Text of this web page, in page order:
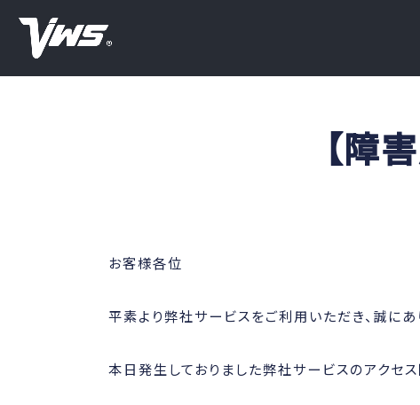
【障
お客様各位
平素より弊社サービスをご利用いただき、誠にあ
本日発生しておりました弊社サービスのアクセ